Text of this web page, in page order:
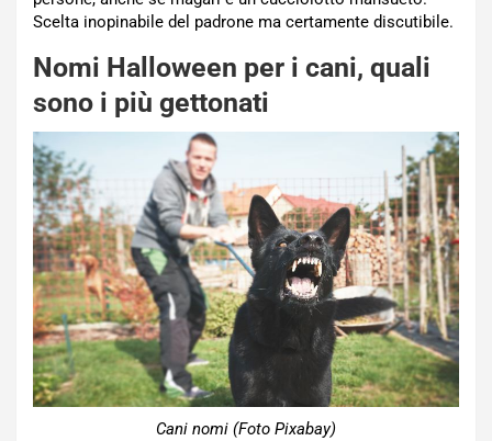
Scelta inopinabile del padrone ma certamente discutibile.
Nomi Halloween per i cani, quali
sono i più gettonati
Cani nomi (Foto Pixabay)